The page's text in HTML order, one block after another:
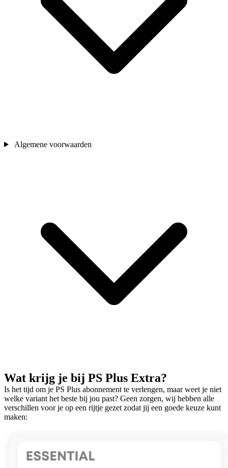
Algemene voorwaarden
Wat krijg je bij PS Plus Extra?
Is het tijd om je PS Plus abonnement te verlengen, maar weet je niet
welke variant het beste bij jou past? Geen zorgen, wij hebben alle
verschillen voor je op een rijtje gezet zodat jij een goede keuze kunt
maken: